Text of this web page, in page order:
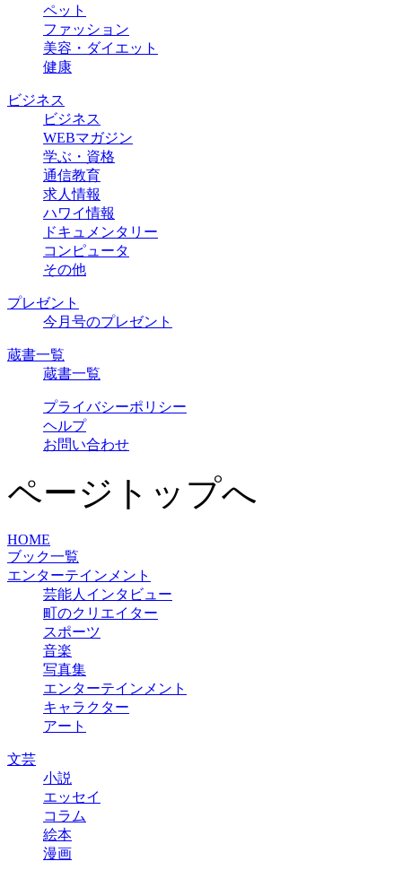
ペット
ファッション
美容・ダイエット
健康
ビジネス
ビジネス
WEBマガジン
学ぶ・資格
通信教育
求人情報
ハワイ情報
ドキュメンタリー
コンピュータ
その他
プレゼント
今月号のプレゼント
蔵書一覧
蔵書一覧
プライバシーポリシー
ヘルプ
お問い合わせ
ページトップへ
HOME
ブック一覧
エンターテインメント
芸能人インタビュー
町のクリエイター
スポーツ
音楽
写真集
エンターテインメント
キャラクター
アート
文芸
小説
エッセイ
コラム
絵本
漫画